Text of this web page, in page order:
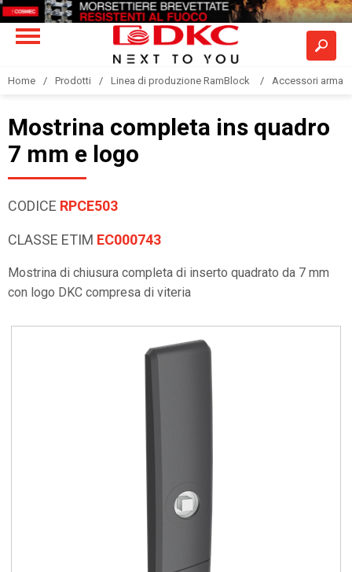
Home Prodotti Linea di produzione RamBlock Accessori armadi
Mostrina completa ins quadro
7 mm e logo
CODICE RPCE503
CLASSE ETIM EC000743
Mostrina di chiusura completa di inserto quadrato da 7 mm
con logo DKC compresa di viteria